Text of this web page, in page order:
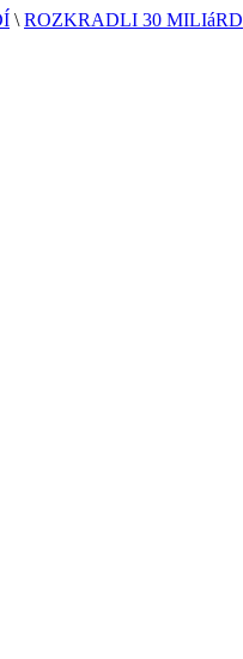
\ ROZKRADLI 30 MILIáRD